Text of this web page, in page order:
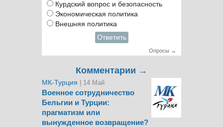
Курдский вопрос и безопасность
Экономическая политика
Внешняя политика
Ответить
Опросы →
Комментарии →
МК-Турция | 14 Май
Военное сотрудничество
Бельгии и Турции:
прагматизм или
вынужденное возвращение?